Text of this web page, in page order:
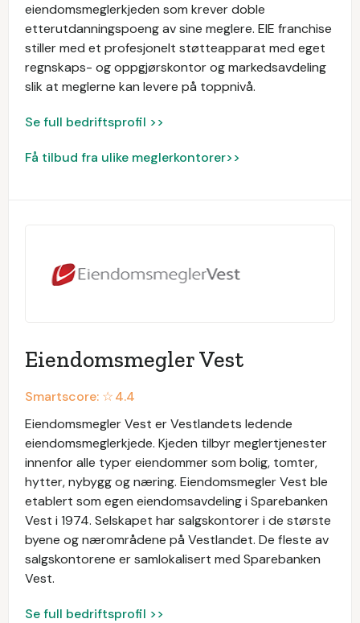
eiendomsmeglerkjeden som krever doble
etterutdanningspoeng av sine meglere. EIE franchise
stiller med et profesjonelt støtteapparat med eget
regnskaps- og oppgjørskontor og markedsavdeling
slik at meglerne kan levere på toppnivå.
Se full bedriftsprofil >>
Få tilbud fra ulike meglerkontorer>>
Eiendomsmegler Vest
Smartscore: ☆4.4
Eiendomsmegler Vest er Vestlandets ledende
eiendomsmeglerkjede. Kjeden tilbyr meglertjenester
innenfor alle typer eiendommer som bolig, tomter,
hytter, nybygg og næring. Eiendomsmegler Vest ble
etablert som egen eiendomsavdeling i Sparebanken
Vest i 1974. Selskapet har salgskontorer i de største
byene og nærområdene på Vestlandet. De fleste av
salgskontorene er samlokalisert med Sparebanken
Vest.
Se full bedriftsprofil >>